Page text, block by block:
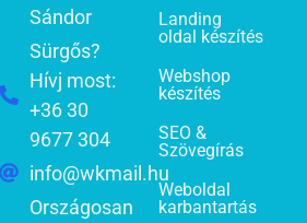
Sándor
Sürgős?
Hívj most:
+36 30
9677 304
info@wkmail.hu
Országosan
Landing
oldal készítés
Webshop
készítés
SEO &
Szövegírás
Weboldal
karbantartás